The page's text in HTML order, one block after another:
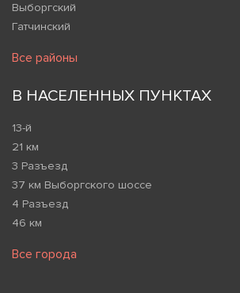
Выборгский
Гатчинский
Все районы
В НАСЕЛЕННЫХ ПУНКТАХ
13-й
21 км
3 Разъезд
37 км Выборгского шоссе
4 Разъезд
46 км
Все города